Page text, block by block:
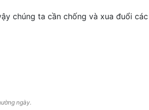
chúng ta cần chống và xua đuổi
ngày.